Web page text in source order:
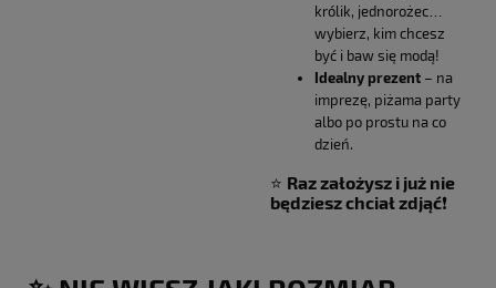
królik, jednorożec…
wybierz, kim chcesz
być i baw się modą!
Idealny prezent – na
imprezę, piżama party
albo po prostu na co
dzień.
⭐️ Raz założysz i już nie
będziesz chciał zdjąć❗️